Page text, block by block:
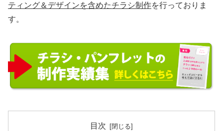
ティング＆デザインを含めたチラシ制作を行っておりま
す。
目次